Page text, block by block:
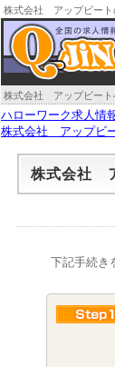
株式会社 アップビート
株式会社 アップビート
ハローワーク求人情
株式会社 アップビ
株式会社
下記手続き